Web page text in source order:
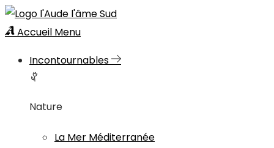
Accueil Menu
Incontournables
Nature
La Mer Méditerranée